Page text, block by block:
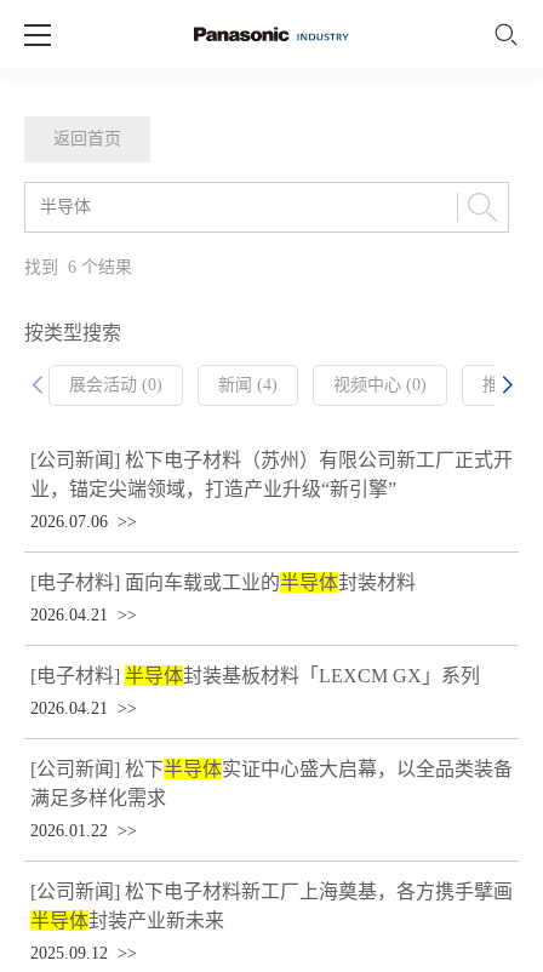
返回首页
找到 6 个结果
按类型搜索
展会活动 (0) 新闻 (4) 视频中心 (0) 推荐产
[公司新闻] 松下电子材料（苏州）有限公司新工厂正式开
业，锚定尖端领域，打造产业升级“新引擎”
2026.07.06 >>
[电子材料] 面向车载或工业的半导体封装材料
2026.04.21 >>
[电子材料] 半导体封装基板材料「LEXCM GX」系列
2026.04.21 >>
[公司新闻] 松下半导体实证中心盛大启幕，以全品类装备
满足多样化需求
2026.01.22 >>
[公司新闻] 松下电子材料新工厂上海奠基，各方携手擘画
半导体封装产业新未来
2025.09.12 >>